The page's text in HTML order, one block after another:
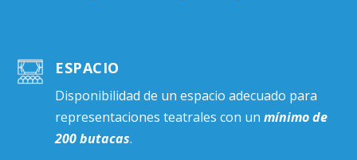
ESPACIO
Disponibilidad de un espacio adecuado para
representaciones teatrales con un mínimo de
200 butacas.